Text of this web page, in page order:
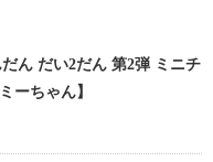
ん だい2だん 第2弾 ミニチ
ーちゃん】